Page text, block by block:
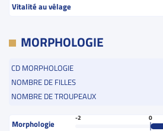
Vitalité au vêlage
MORPHOLOGIE
CD MORPHOLOGIE
NOMBRE DE FILLES
NOMBRE DE TROUPEAUX
Morphologie
-2 0